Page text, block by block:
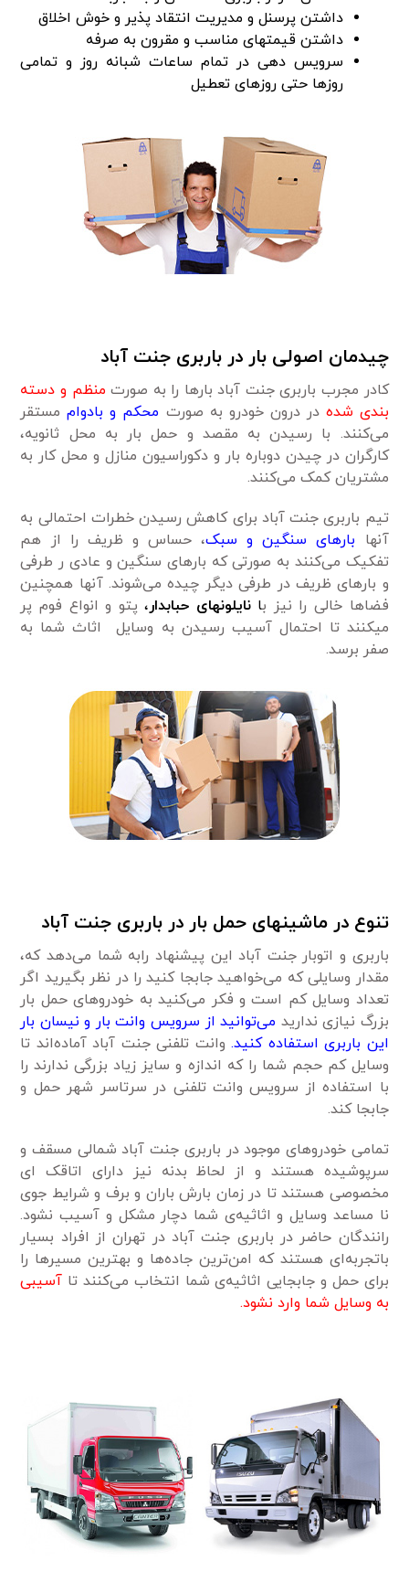
داشتن پرسنل و مدیریت انتقاد پذیر و خوش اخلاق
داشتن قیمتهای مناسب و مقرون به صرفه
سرویس دهی در تمام ساعات شبانه روز و تمامی
روزها حتی روزهای تعطیل
چیدمان اصولی بار در باربری جنت آباد
کادر مجرب باربری جنت آباد بارها را به صورت منظم و دسته
بندی شده در درون خودرو به صورت محکم و بادواممستقر
می‌کنند. با رسیدن به مقصد و حمل بار به محل ثانویه،
کارگران در چیدن دوباره بار و دکوراسیون منازل و محل کار به
مشتریان کمک می‌کنند.
تیم باربری جنت آباد برای کاهش رسیدن خطرات احتمالی به
آنها بارهای سنگین و سبک، حساس و ظریف را از هم
تفکیک می‌کنند به صورتی که بارهای سنگین و عادی ر طرفی
و بارهای ظریف در طرفی دیگر چیده می‌شوند. آنها همچنین
فضاها خالی را نیز با نایلونهای حبابدار،پتو و انواع فوم پر
میکنند تا احتمال آسیب رسیدن به وسایل اثاث شما به
صفر برسد.
تنوع در ماشینهای حمل بار در باربری جنت آباد
باربری و اتوبار جنت آباد این پیشنهاد رابه شما می‌دهد که،
مقدار وسایلی که می‌خواهید جابجا کنید را در نظر بگیرید اگر
تعداد وسایل کم است و فکر می‌کنید به خودروهای حمل بار
بزرگ نیازی ندارید می‌توانید از سرویس وانت بار و نیسان بار
این باربری استفاده کنید.وانت تلفنی جنت آباد آماده‌اند تا
وسایل کم حجم شما را که اندازه و سایز زیاد بزرگی ندارند را
با استفاده از سرویس وانت تلفنی در سرتاسر شهر حمل و
جابجا کند.
تمامی خودروهای موجود در باربری جنت آباد شمالی مسقف و
سرپوشیده هستند و از لحاظ بدنه نیز دارای اتاقک ای
مخصوصی هستند تا در زمان بارش باران و برف و شرایط جوی
نا مساعد وسایل و اثاثیه‌ی شما دچار مشکل و آسیب نشود.
رانندگان حاضر در باربری جنت آباد در تهران از افراد بسیار
باتجربه‌ای هستند که امن‌ترین جاده‌ها و بهترین مسیرها را
برای حمل و جابجایی اثاثیه‌ی شما انتخاب می‌کنند تا آسیبی
به وسایل شما وارد نشود.